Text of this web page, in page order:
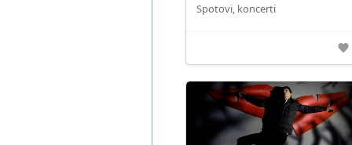
Spotovi, koncerti